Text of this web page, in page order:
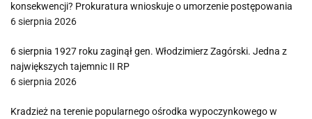
konsekwencji? Prokuratura wnioskuje o umorzenie postępowania
6 sierpnia 2026
6 sierpnia 1927 roku zaginął gen. Włodzimierz Zagórski. Jedna z
największych tajemnic II RP
6 sierpnia 2026
Kradzież na terenie popularnego ośrodka wypoczynkowego w